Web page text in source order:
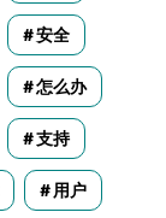
安全
怎么办
支持
用户